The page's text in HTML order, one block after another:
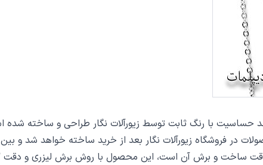
بعد از خرید ساخته خواهد شد و بین 7 تا 15 روز به دست مشتریان گرامی خواهد رسید.